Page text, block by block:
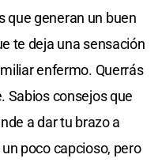
que generan un buen
te deja una sensación
enfermo. Querrás
Sabios consejos que
a dar tu brazo a
poco capcioso, pero